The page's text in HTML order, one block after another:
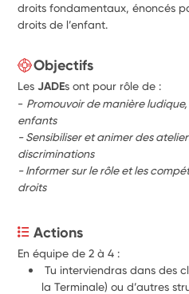
droits fondamentaux, énoncés
droits de l’enfant.
Objectifs
LesJADEs ont pour rôle de :
- Promouvoir de manière
enfants
- Sensibiliser et animer des
discriminations
- Informer sur le rôle et les
droits
Actions
Tu interviendras dans des
la Terminale) ou d’autres